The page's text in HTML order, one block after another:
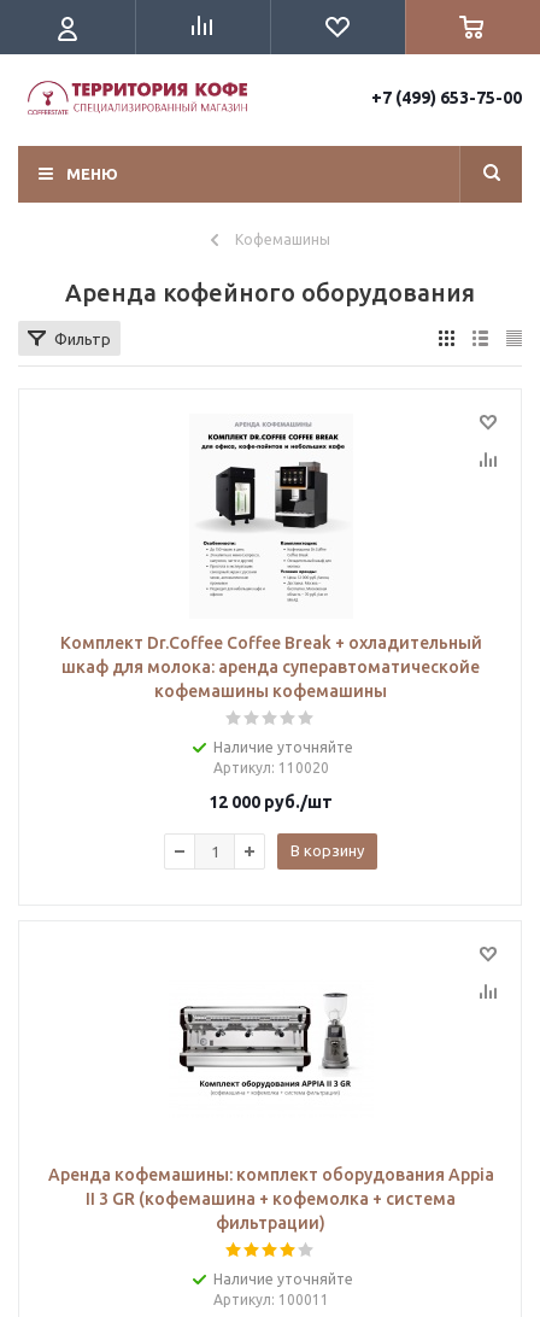
+7 (499) 653-75-00
МЕНЮ
Кофемашины
Аренда кофейного оборудования
Фильтр
Комплект Dr.Сoffee Coffee Break + охладительный
шкаф для молока: аренда суперавтоматическойе
кофемашины кофемашины
Наличие уточняйте
Артикул: 110020
12 000 руб./шт
В корзину
Аренда кофемашины: комплект оборудования Appia
II 3 GR (кофемашина + кофемолка + система
фильтрации)
Наличие уточняйте
Артикул: 100011